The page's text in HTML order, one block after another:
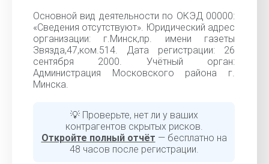
Основной вид деятельности по ОКЭД 00000:
«Cведения отсутствуют». Юридический адрес
организации: г.Минск,пр. имени газеты
Звязда,47,ком.514. Дата регистрации: 26
сентября 2000. Учётный орган:
Администрация Московского района г.
Минска.
💡 Проверьте, нет ли у ваших
контрагентов скрытых рисков.
Откройте полный отчёт — бесплатно на
48 часов после регистрации.